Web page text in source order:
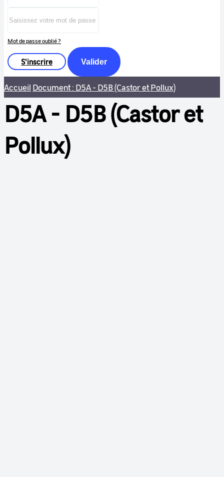
Mot de passe oublié ?
S'inscrire Valider
Accueil Document : D5A - D5B (Castor et Pollux)
D5A - D5B (Castor et
Pollux)